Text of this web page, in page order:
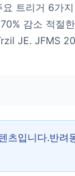
리거 6가지
감소 적
JE.
입니다.반